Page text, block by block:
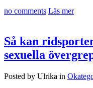
no comments Läs mer
Så kan
sexuella
Posted by Ulrika in